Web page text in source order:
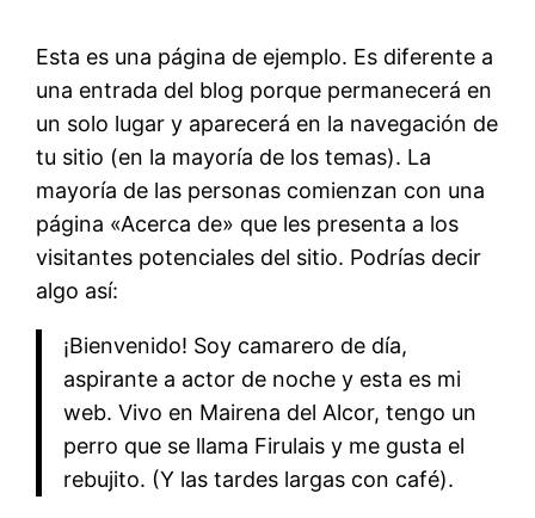
Esta es una página de ejemplo. Es diferente a
una entrada del blog porque permanecerá en
un solo lugar y aparecerá en la navegación de
tu sitio (en la mayoría de los temas). La
mayoría de las personas comienzan con una
página «Acerca de» que les presenta a los
visitantes potenciales del sitio. Podrías decir
algo así:
¡Bienvenido! Soy camarero de día,
aspirante a actor de noche y esta es mi
web. Vivo en Mairena del Alcor, tengo un
perro que se llama Firulais y me gusta el
rebujito. (Y las tardes largas con café).